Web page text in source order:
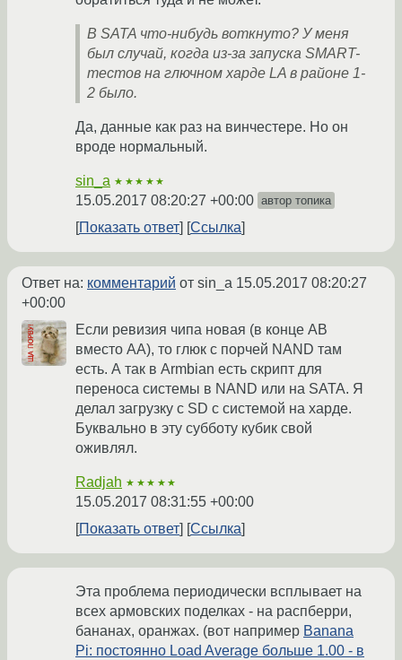
В SATA что-нибудь воткнуто? У меня
был случай, когда из-за запуска SMART-
тестов на глючном харде LA в районе 1-
2 было.
Да, данные как раз на винчестере. Но он
вроде нормальный.
sin_a ★★★★★
15.05.2017 08:20:27 +00:00 автор топика
Показать ответ Ссылка
Ответ на: комментарий от sin_a 15.05.2017 08:20:27
+00:00
Если ревизия чипа новая (в конце AB
вместо AA), то глюк с порчей NAND там
есть. А так в Armbian есть скрипт для
переноса системы в NAND или на SATA. Я
делал загрузку с SD с системой на харде.
Буквально в эту субботу кубик свой
оживлял.
Radjah ★★★★★
15.05.2017 08:31:55 +00:00
Показать ответ
Ссылка
Эта проблема периодически всплывает на
всех армовских поделках - на распберри,
бананах, оранжах. (вот например Banana
Pi: постоянно Load Average больше 1.00 - в